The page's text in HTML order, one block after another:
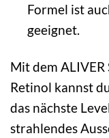
Formel ist
geeignet.
Mit dem
Retinol kannst
das nächste
strahlendes